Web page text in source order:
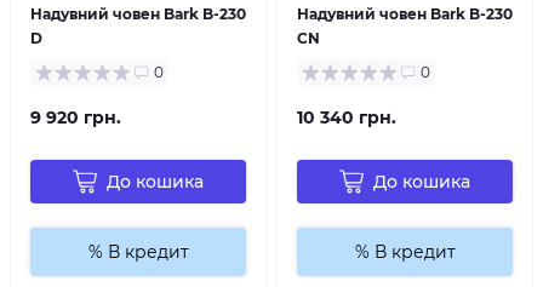
Надувний човен Bark B-230
D
0
9 920 грн.
До кошика
% В кредит
Надувний човен Bark B-230
CN
0
10 340 грн.
До кошика
% В кредит